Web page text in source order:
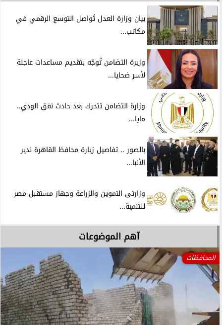
بيان وزارة العدل تُواصل التوسع الرقمي في
مكاتب...
وزيرة التضامن تُوجّه بتقديم مساعدات عاجلة
لأسر ضحايا...
وزارة التضامن تتحرك بعد حادث نفق الودي..
مايا...
بالصور .. تفاصيل زيارة محافظ القاهرة لدير
الأنبا...
وزارتى التموين والزراعة وجهاز مستقبل مصر
للتنمية...
آهم الموضوعات
المحافظات